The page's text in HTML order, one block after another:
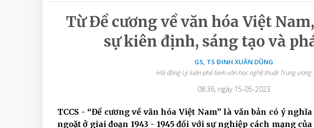
Từ Đề cương về văn hóa Việt
sự kiên định, sáng tạo và
GS, TS ĐINH XUÂN DŨNG
Hội đồng Lý luận phê bình văn học nghệ thuật Trung ương
08:36, ngày 15-05-2023
TCCS - “Đề cương về văn hóa Việt Nam” là văn bản có ý
ngoặt ở giai đoạn 1943 - 1945 đối với sự nghiệp cách mạng